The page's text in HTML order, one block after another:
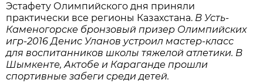
Эстафету Олимпийского дня приняли
практически все регионы Казахстана. В Усть-
Каменогорске бронзовый призер Олимпийских
игр-2016 Денис Уланов устроил мастер-класс
для воспитанников школы тяжелой атлетики. В
Шымкенте, Актобе и Караганде прошли
спортивные забеги среди детей.